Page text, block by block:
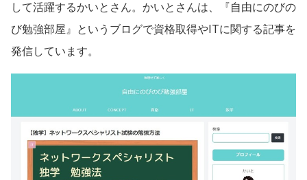
して活躍するかいとさん。かいとさんは、『自由にのびの
び勉強部屋』というブログで資格取得やITに関する記事を
発信しています。